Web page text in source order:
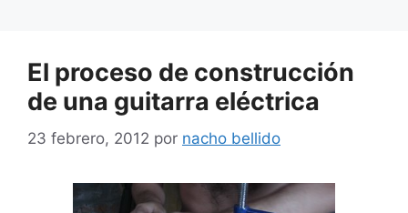
El proceso de construcción
de una guitarra eléctrica
23 febrero, 2012 por nacho bellido